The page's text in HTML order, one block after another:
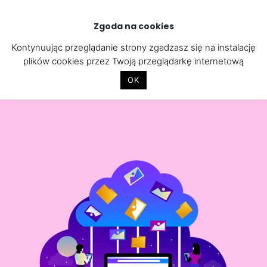
Zgoda na cookies
Kontynuując przeglądanie strony zgadzasz się na instalację
plików cookies przez Twoją przeglądarkę internetową
OK